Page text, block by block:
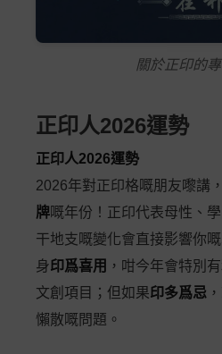
關於正印的
正印人2026運勢
正印人2026運勢
2026年對正印格嘅朋友嚟講
牌嘅年份！正印代表母性、
干地支嘅變化會直接影響你嘅
身印爲喜用 ，咁今年會特別
文創項目；但如果印多爲忌
懶散嘅問題。